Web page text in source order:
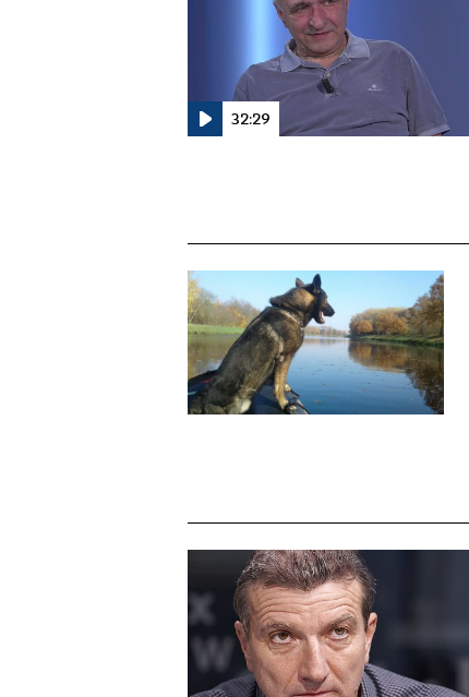
32:29